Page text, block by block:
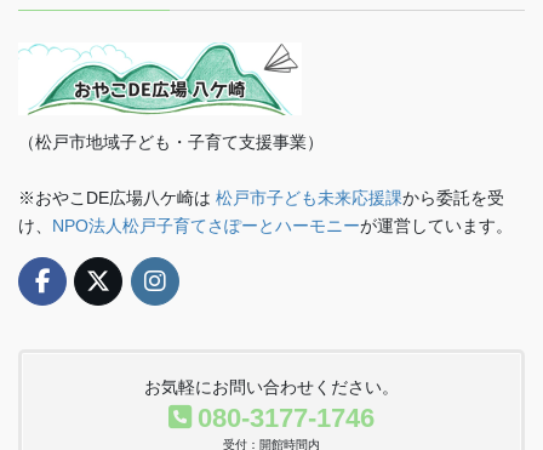
（松戸市地域子ども・子育て支援事業）
※おやこDE広場八ケ崎は 松戸市子ども未来応援課から委託を受
け、 NPO法人松戸子育てさぽーとハーモニーが運営しています。
お気軽にお問い合わせください。
080-3177-1746
受付：開館時間内